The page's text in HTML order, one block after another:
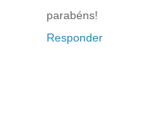
parabéns!
Responder